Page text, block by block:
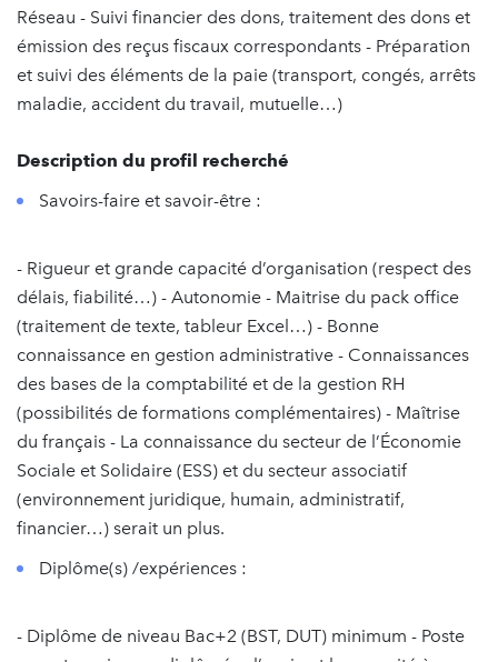
Réseau - Suivi financier des dons, traitement des dons et
émission des reçus fiscaux correspondants - Préparation
et suivi des éléments de la paie (transport, congés, arrêts
maladie, accident du travail, mutuelle…)
Description du profil recherché
Savoirs-faire et savoir-être :
- Rigueur et grande capacité d’organisation (respect des
délais, fiabilité…) - Autonomie - Maitrise du pack office
(traitement de texte, tableur Excel…) - Bonne
connaissance en gestion administrative - Connaissances
des bases de la comptabilité et de la gestion RH
(possibilités de formations complémentaires) - Maîtrise
du français - La connaissance du secteur de l’Économie
Sociale et Solidaire (ESS) et du secteur associatif
(environnement juridique, humain, administratif,
financier…) serait un plus.
Diplôme(s) /expériences :
- Diplôme de niveau Bac+2 (BST, DUT) minimum - Poste